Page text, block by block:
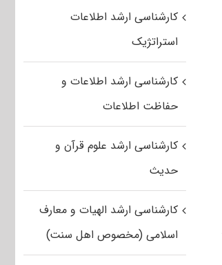
کارشناسی ارشد اطلاعات
استراتژیک
کارشناسی ارشد اطلاعات و
حفاظت اطلاعات
کارشناسی ارشد علوم قرآن و
حدیث
کارشناسی ارشد الهیات و معارف
اسلامی (مخصوص اهل سنت)